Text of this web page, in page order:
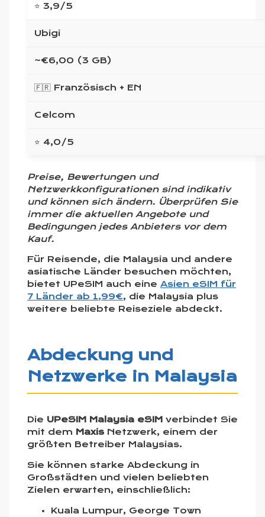
⭐ 3,9/5
Ubigi
~€6,00 (3 GB)
🇫🇷 Französisch + EN
Celcom
⭐ 4,0/5
Preise, Bewertungen und
Netzwerkkonfigurationen sind indikativ
und können sich ändern. Überprüfen Sie
immer die aktuellen Angebote und
Bedingungen jedes Anbieters vor dem
Kauf.
Für Reisende, die Malaysia und andere
asiatische Länder besuchen möchten,
bietet UPeSIM auch eine Asien eSIM für
7 Länder ab 1,99€, die Malaysia plus
weitere beliebte Reiseziele abdeckt.
Abdeckung und
Netzwerke in Malaysia
Die UPeSIM Malaysia eSIM verbindet Sie
mit dem Maxis Netzwerk, einem der
größten Betreiber Malaysias.
Sie können starke Abdeckung in
Großstädten und vielen beliebten
Zielen erwarten, einschließlich:
Kuala Lumpur, George Town